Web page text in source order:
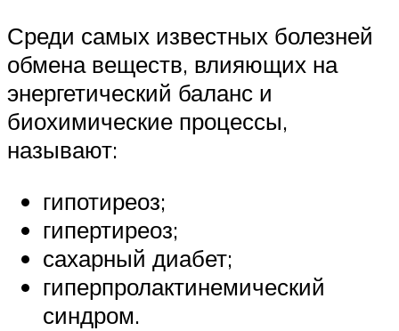
Среди самых известных болезней
обмена веществ, влияющих на
энергетический баланс и
биохимические процессы,
называют:
гипотиреоз;
гипертиреоз;
сахарный диабет;
гиперпролактинемический
синдром.